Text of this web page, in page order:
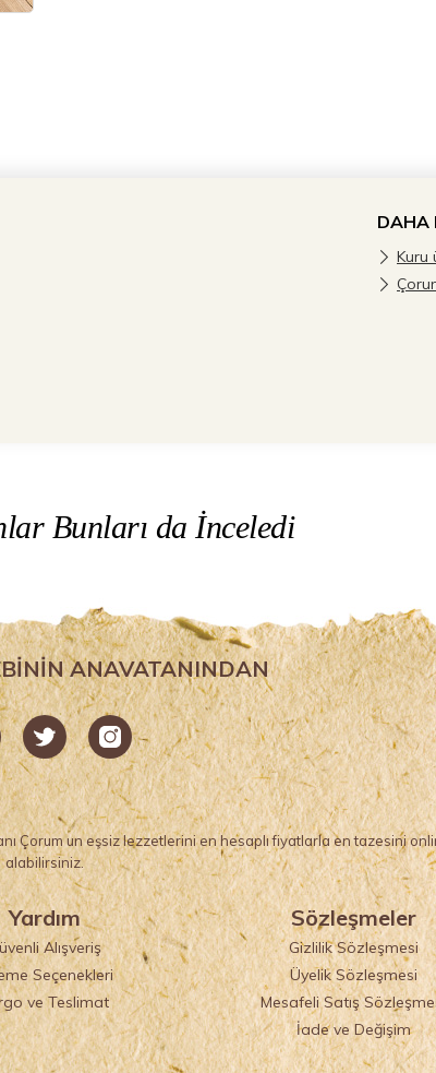
DAHA
Kuru
Bunları da İnceledi
ANAVATANINDAN
Çorum un eşsiz lezzetlerini en hesaplı fiyatlarla en tazesini
alabilirsiniz.
Yardım
Alışveriş
Seçenekleri
ve Teslimat
Sözleşmeler
Gizlilik Sözleşmesi
Üyelik Sözleşmesi
Mesafeli Satış
İade ve Değişim